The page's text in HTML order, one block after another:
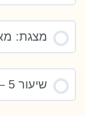
מצגת:
שיעור 5 – חלק ב